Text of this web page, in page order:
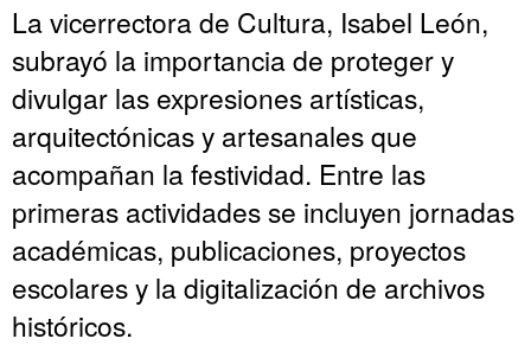
La vicerrectora de Cultura, Isabel León,
subrayó la importancia de proteger y
divulgar las expresiones artísticas,
arquitectónicas y artesanales que
acompañan la festividad. Entre las
primeras actividades se incluyen jornadas
académicas, publicaciones, proyectos
escolares y la digitalización de archivos
históricos.